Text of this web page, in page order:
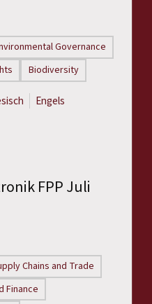
Governance
Biodiversity
Engels
FPP Juli
Chains and Trade
Finance